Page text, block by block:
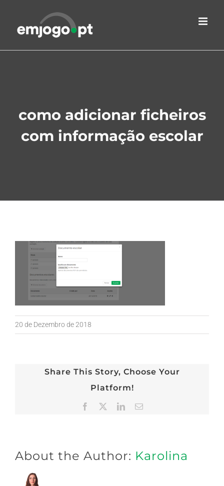
content
como adicionar ficheiros
com informação escolar
20 de Dezembro de 2018
Share This Story, Choose Your
Platform!
Facebook LinkedInEmail
About the Author: Karolina